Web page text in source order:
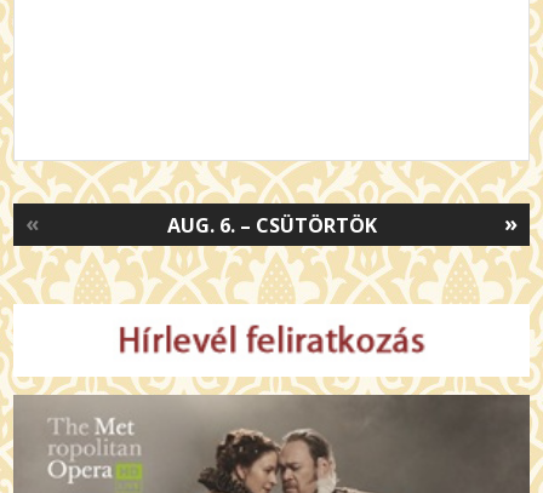
»
AUG. 6. – CSÜTÖRTÖK
«